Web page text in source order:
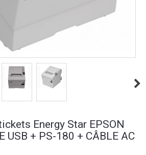
Energy Star EPSON
USB + PS-180 + CÂBLE AC